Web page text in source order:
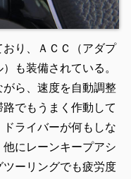
り、ＡＣＣ（アダプ
も装備されている。
ら、速度を自動調整
でもうまく作動して
ライバーが何もしな
にレーンキープアシ
ーリングでも疲労度